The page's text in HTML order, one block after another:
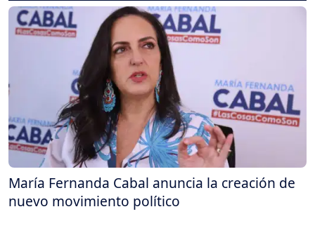
María Fernanda Cabal anuncia la creación de
nuevo movimiento político